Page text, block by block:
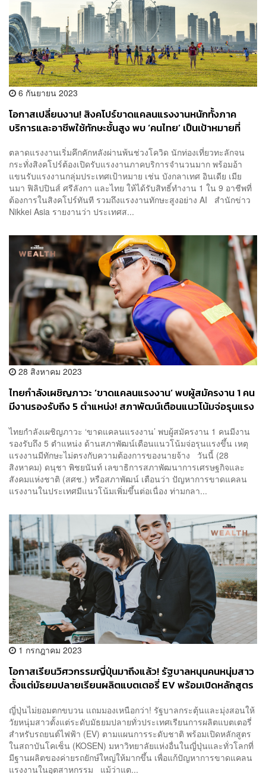
6 กันยายน 2023
โอกาสเปลี่ยนงาน! สิงคโปร์ขาดแคลนแรงงานหนักทั้งภาค
บริการและอาชีพใช้ทักษะชั้นสูง พบ ‘คนไทย’ เป็นเป้าหมายที่
ตลาดแรงงานเริ่มคึกคักหลังผ่านพ้นช่วงโควิด นักท่องเที่ยวทะลักจน
กระทั่งสิงคโปร์ต้องเปิดรับแรงงานภาคบริการจำนวนมาก พร้อมอ้า
แขนรับแรงงานกลุ่มประเทศเป้าหมาย เช่น บังกลาเทศ อินเดีย เมีย
นมา ฟิลิปปินส์ ศรีลังกา และไทย ให้ได้รับสิทธิ์ทำงาน 1 ใน 9 อาชีพที่
ต้องการในสิงคโปร์ทันที รวมถึงแรงงานทักษะสูงอย่าง AI สำนักข่าว
Nikkei Asia รายงานว่า ประเทศส...
28 สิงหาคม 2023
ไทยกำลังเผชิญภาวะ ‘ขาดแคลนแรงงาน’ พบผู้สมัครงาน 1 คน
มีงานรองรับถึง 5 ตำแหน่ง! สภาพัฒน์เตือนแนวโน้มจ่อรุนแรง
ไทยกำลังเผชิญภาวะ ‘ขาดแคลนแรงงาน’ พบผู้สมัครงาน 1 คนมีงาน
รองรับถึง 5 ตำแหน่ง ด้านสภาพัฒน์เตือนแนวโน้มจ่อรุนแรงขึ้น เหตุ
แรงงานมีทักษะไม่ตรงกับความต้องการของนายจ้าง วันนี้ (28
สิงหาคม) ดนุชา พิชยนันท์ เลขาธิการสภาพัฒนาการเศรษฐกิจและ
สังคมแห่งชาติ (สศช.) หรือสภาพัฒน์ เตือนว่า ปัญหาการขาดแคลน
แรงงานในประเทศมีแนวโน้มเพิ่มขึ้นต่อเนื่อง ท่ามกลา...
1 กรกฎาคม 2023
โอกาสเรียนวิศวกรรมญี่ปุ่นมาถึงแล้ว! รัฐบาลหนุนคนหนุ่มสาว
ตั้งแต่มัธยมปลายเรียนผลิตแบตเตอรี่ EV พร้อมเปิดหลักสูตร
ญี่ปุ่นไม่ยอมตกขบวน แถมมองเหนือกว่า! รัฐบาลกระตุ้นและมุ่งสอนให้
วัยหนุ่มสาวตั้งแต่ระดับมัธยมปลายทั่วประเทศเรียนการผลิตแบตเตอรี่
สำหรับรถยนต์ไฟฟ้า (EV) ตามแผนการระดับชาติ พร้อมเปิดหลักสูตร
ในสถาบันโคเซ็น (KOSEN) มหาวิทยาลัยแห่งอื่นในญี่ปุ่นและทั่วโลกที่
มีฐานผลิตของค่ายรถยักษ์ใหญ่ให้มากขึ้น เพื่อแก้ปัญหาการขาดแคลน
แรงงานในอุตสาหกรรม แม้ว่าแต...